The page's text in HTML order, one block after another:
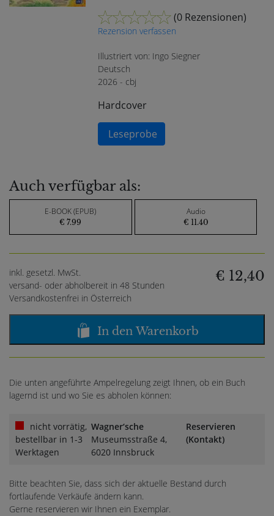
(0 Rezensionen)
Rezension verfassen
Illustriert von: Ingo Siegner
Deutsch
2026 - cbj
Hardcover
Leseprobe
Auch verfügbar als:
E-BOOK (EPUB)
€ 7.99
Audio
€ 11.40
inkl. gesetzl. MwSt.
versand- oder abholbereit in 48 Stunden
Versandkostenfrei in Österreich
€ 12,40
In den Warenkorb
Die unten angeführte Ampelregelung zeigt Ihnen, ob ein Buch
lagernd ist und wo Sie es abholen können:
nicht vorrätig,
bestellbar in 1-3
Werktagen
Wagner‘sche
Museumsstraße 4,
6020 Innsbruck
Reservieren
(Kontakt)
Bitte beachten Sie, dass sich der aktuelle Bestand durch
fortlaufende Verkäufe ändern kann.
Gerne reservieren wir Ihnen ein Exemplar.